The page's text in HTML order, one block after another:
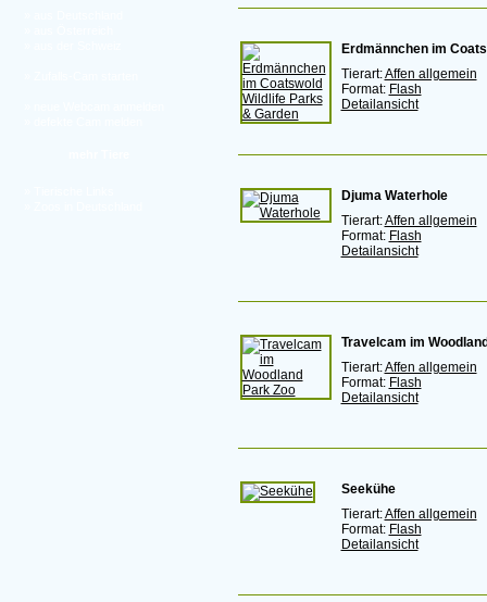
Erdmännchen im
Tierart:Affen allgemein
Format: Flash
Detailansicht
Djuma Waterhole
Tierart:Affen allgemein
Format: Flash
Detailansicht
Travelcam im
Tierart:Affen allgemein
Format: Flash
Detailansicht
Seekühe
Tierart:Affen allgemein
Format: Flash
Detailansicht